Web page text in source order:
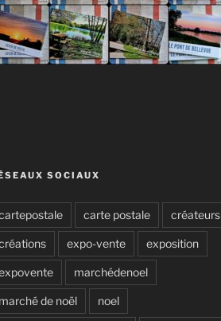
SOCIAUX
carte postale créateurs
expo-vente exposition
marchédenoel
marché de noël noel